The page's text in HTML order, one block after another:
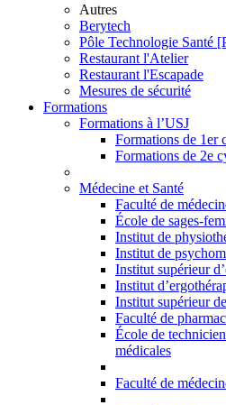
Autres
Berytech
Pôle Technologie Santé
Restaurant l'Atelier
Restaurant l'Escapade
Mesures de sécurité
Formations
Formations à l’USJ
Formations de 1er
Formations de 2e
Médecine et Santé
Faculté de
École de sages-
Institut de
Institut de
Institut supérieur
Institut
Institut supérieur
Faculté de
École de
médicales
Faculté de